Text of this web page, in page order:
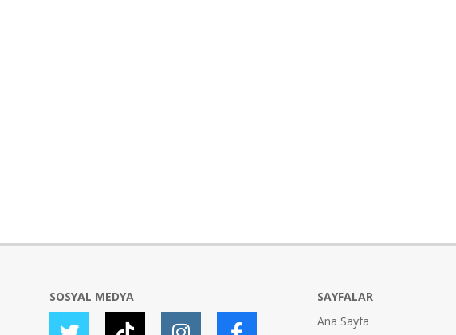
SOSYAL MEDYA
SAYFALAR
Ana Sayfa